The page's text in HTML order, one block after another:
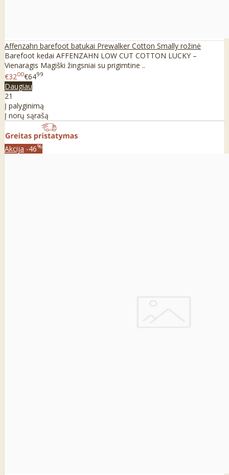
Affenzahn barefoot batukai Prewalker Cotton Smally rožinė
Barefoot kedai AFFENZAHN LOW CUT COTTON LUCKY –
Vienaragis Magiški žingsniai su prigimtine ..
€3200€6499
Daugiau
21
Į palyginimą
Į norų sąrašą
Akcija -46%